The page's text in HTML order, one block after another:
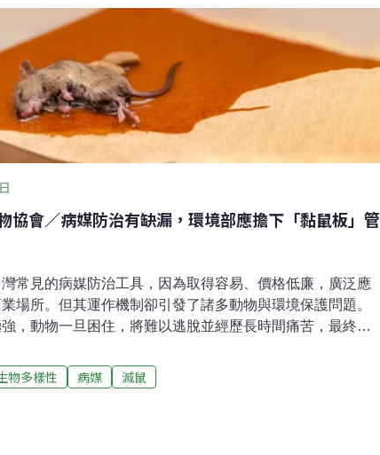
藥，又緊急採購4750公斤，總共約1萬公斤。投放老鼠藥，
慮。為野生動物而走行動聯盟、台灣爬行類動物保育協會及
會等保育團體，今（5）日召開聯合記者會指出，以化學藥劑
無法有效控制鼠患，反而可能透過食物鏈累積效應，對都市
帶來長期系統性的風險。政策應納入生態、公共衛生、獸
整合
協會／病媒防治有缺漏，環境部應擔下「黏鼠板」管
常見的病媒防治工具，因為取得容易、價格低廉，廣泛應
場所。但其運作機制卻引發了諸多動物與環境保護問題。
，動物一旦困住，將難以逃脫並經歷長時間痛苦，最終因
此外，黏鼠板不僅對老鼠造成影響，還可能誤捕其他動
蛇類、蜥蜴、貓狗，甚至人類都可能受害。種種問題顯
物多樣性 病媒 滅鼠